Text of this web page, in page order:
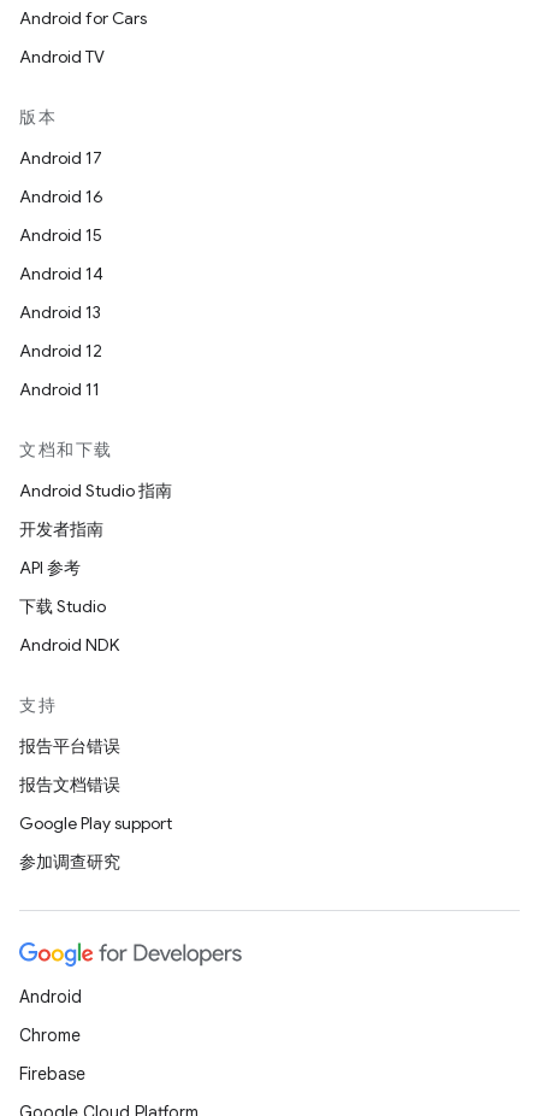
Android for Cars
Android TV
版本
Android 17
Android 16
Android 15
Android 14
Android 13
Android 12
Android 11
文档和下载
Android Studio 指南
开发者指南
API 参考
下载 Studio
Android NDK
支持
报告平台错误
报告文档错误
Google Play support
参加调查研究
Android
Chrome
Firebase